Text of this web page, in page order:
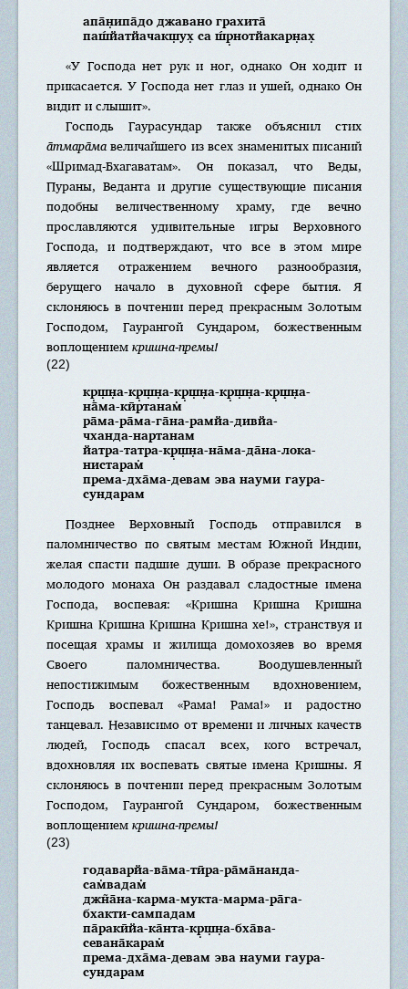
апа̄н̣ипа̄до джавано грахита̄
паш́йатйачакш̣ух̣ са ш́р̣нотйакарн̣ах̣
«У Господа нет рук и ног, однако Он ходит и
прикасается. У Господа нет глаз и ушей, однако Он
видит и слышит».
Господь Гаурасундар также объяснил стих
а̄тмара̄мавеличайшего из всех знаменитых писаний
«Шримад-Бхагаватам». Он показал, что Веды,
Пураны, Веданта и другие существующие писания
подобны величественному храму, где вечно
прославляются удивительные игры Верховного
Господа, и подтверждают, что все в этом мире
является отражением вечного разнообразия,
берущего начало в духовной сфере бытия. Я
склоняюсь в почтении перед прекрасным Золотым
Господом, Гаурангой Сундаром, божественным
воплощениемкришна-премы!
(22)
кр̣ш̣н̣а-кр̣ш̣н̣а-кр̣ш̣н̣а-кр̣ш̣н̣а-кр̣ш̣н̣а-
на̄ма-кӣртанам̇
ра̄ма-ра̄ма-га̄на-рамйа-дивйа-
чханда-нартанам
йатра-татра-кр̣ш̣н̣а-на̄ма-да̄на-лока-
нистарам̇
према-дха̄ма-девам эва науми гаура-
сундарам
Позднее Верховный Господь отправился в
паломничество по святым местам Южной Индии,
желая спасти падшие души. В образе прекрасного
молодого монаха Он раздавал сладостные имена
Господа, воспевая: «Кришна Кришна Кришна
Кришна Кришна Кришна Кришна хе!», странствуя и
посещая храмы и жилища домохозяев во время
Своего паломничества. Воодушевленный
непостижимым божественным вдохновением,
Господь воспевал «Рама! Рама!» и радостно
танцевал. Независимо от времени и личных качеств
людей, Господь спасал всех, кого встречал,
вдохновляя их воспевать святые имена Кришны. Я
склоняюсь в почтении перед прекрасным Золотым
Господом, Гаурангой Сундаром, божественным
воплощениемкришна-премы!
(23)
годаварйа-ва̄ма-тӣра-ра̄ма̄нанда-
сам̇вадам̇
джн̃а̄на-карма-мукта-марма-ра̄га-
бхакти-сампадам
па̄ракӣйа-ка̄нта-кр̣ш̣н̣а-бха̄ва-
севана̄карам̇
према-дха̄ма-девам эва науми гаура-
сундарам